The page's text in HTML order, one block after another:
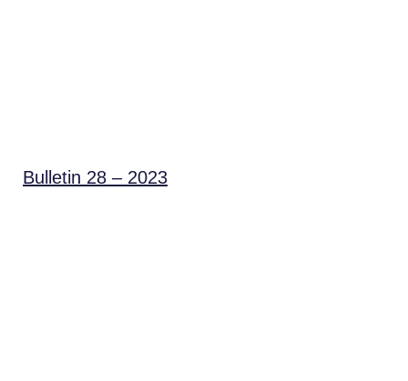
Bulletin 28 – 2023